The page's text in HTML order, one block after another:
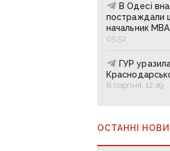
В Одесі
постраждали
начальник
05:52
ГУР
8 серпня, 12:49
ОСТАННІ